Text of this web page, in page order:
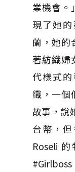
業機會。
現了她
蘭，她的
著紡織婦
代樣式
織，一個
故事，說
台幣，
Roseli
#Girlboss